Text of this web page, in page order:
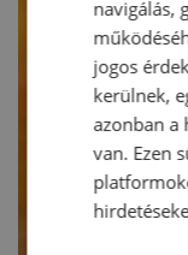
navigálás,
jogos
kerülnek,
azonban a
van. Ezen